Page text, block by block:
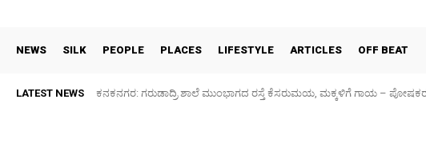
NEWS SILK PEOPLE PLACES LIFESTYLE ARTICLES OFF BEAT
LATEST NEWS ಕನಕನಗರ: ಗರುಡಾದ್ರಿ ಶಾಲೆ ಮುಂಭಾಗದ ರಸ್ತೆ ಕೆಸರುಮಯ, ಮಕ್ಕಳಿಗೆ ಗಾಯ –